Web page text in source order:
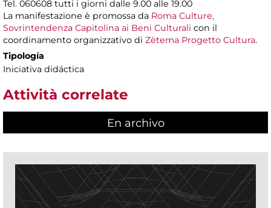
Tel. 060608 tutti i giorni dalle 9.00 alle 19.00
La manifestazione è promossa da Roma Culture,
Sovrintendenza Capitolina ai Beni Culturali con il
coordinamento organizzativo di Zètema Progetto Cultura.
Tipología
Iniciativa didáctica
Attività correlate
En archivo